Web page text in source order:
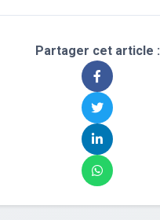
Partager cet article :